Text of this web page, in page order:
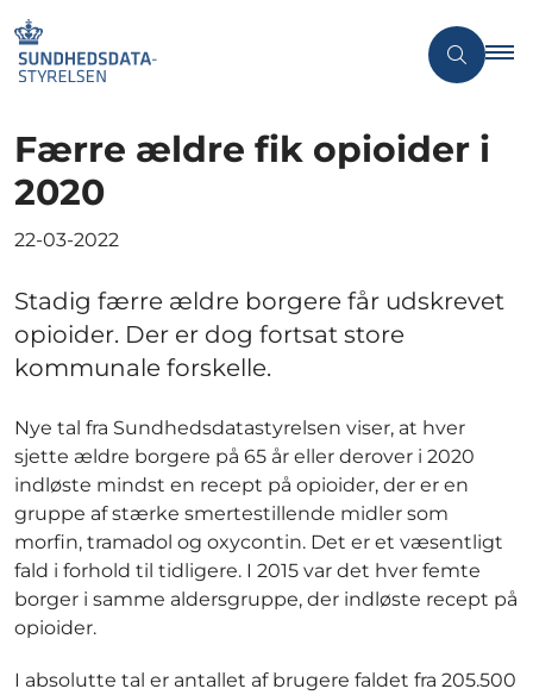
Færre ældre fik opioider i
2020
22-03-2022
Stadig færre ældre borgere får udskrevet
opioider. Der er dog fortsat store
kommunale forskelle.
Nye tal fra Sundhedsdatastyrelsen viser, at hver
sjette ældre borgere på 65 år eller derover i 2020
indløste mindst en recept på opioider, der er en
gruppe af stærke smertestillende midler som
morfin, tramadol og oxycontin. Det er et væsentligt
fald i forhold til tidligere. I 2015 var det hver femte
borger i samme aldersgruppe, der indløste recept på
opioider.
I absolutte tal er antallet af brugere faldet fra 205.500